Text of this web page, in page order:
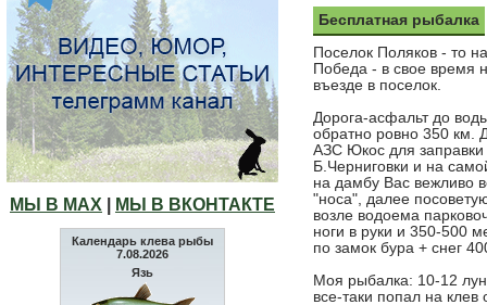
МЫ В МАХ МЫ В ВКОНТАКТЕ
Календарь клева рыбы
7.08.2026
Язь
Бесплатная рыбалка
Поселок Поляков - то
Победа - в свое время
въезде в поселок.
Дорога-асфальт до
обратно ровно 350 км.
АЗС Юкос для заправки
Б.Черниговки и на
на дамбу Вас вежливо
"носа", далее
возле водоема
ноги в руки и 350-500
по замок бура + снег
Моя рыбалка: 10-12
все-таки попал на